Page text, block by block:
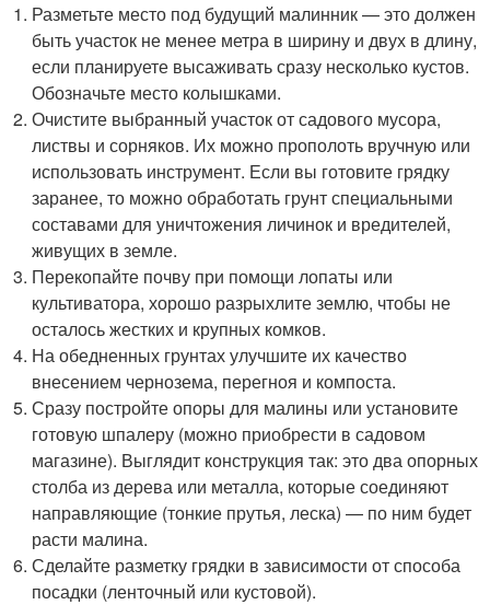
Разметьте место под будущий малинник — это должен
быть участок не менее метра в ширину и двух в длину,
если планируете высаживать сразу несколько кустов.
Обозначьте место колышками.
Очистите выбранный участок от садового мусора,
листвы и сорняков. Их можно прополоть вручную или
использовать инструмент. Если вы готовите грядку
заранее, то можно обработать грунт специальными
составами для уничтожения личинок и вредителей,
живущих в земле.
Перекопайте почву при помощи лопаты или
культиватора, хорошо разрыхлите землю, чтобы не
осталось жестких и крупных комков.
На обедненных грунтах улучшите их качество
внесением чернозема, перегноя и компоста.
Сразу постройте опоры для малины или установите
готовую шпалеру (можно приобрести в садовом
магазине). Выглядит конструкция так: это два опорных
столба из дерева или металла, которые соединяют
направляющие (тонкие прутья, леска) — по ним будет
расти малина.
Сделайте разметку грядки в зависимости от способа
посадки (ленточный или кустовой).